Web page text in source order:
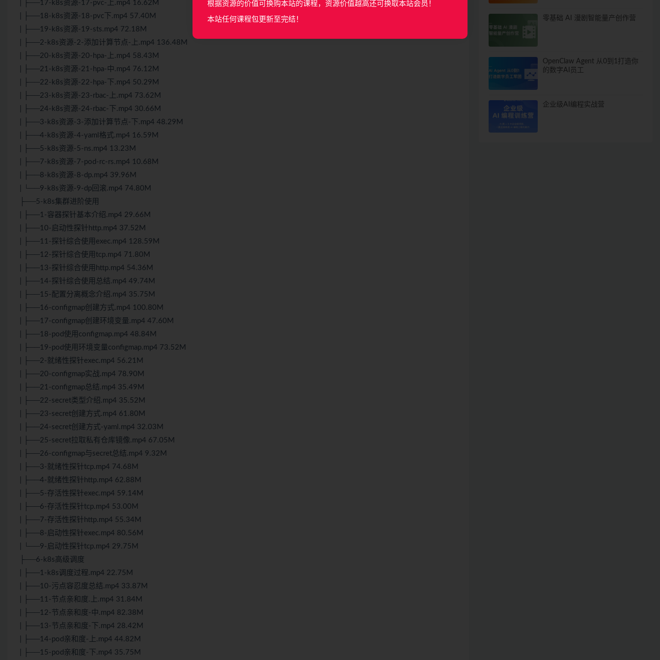
| ├──17-k8s资源-17-pvc-上.mp4 16.62M
| ├──18-k8s资源-18-pvc下.mp4 57.40M
| ├──19-k8s资源-19-sts.mp4 72.18M
| ├──2-k8s资源-2-添加计算节点-上.mp4 136.48M
| ├──20-k8s资源-20-hpa-上.mp4 58.43M
| ├──21-k8s资源-21-hpa-中.mp4 76.12M
| ├──22-k8s资源-22-hpa-下.mp4 50.29M
| ├──23-k8s资源-23-rbac-上.mp4 73.62M
| ├──24-k8s资源-24-rbac-下.mp4 30.66M
| ├──3-k8s资源-3-添加计算节点-下.mp4 48.29M
| ├──4-k8s资源-4-yaml格式.mp4 16.59M
| ├──5-k8s资源-5-ns.mp4 13.23M
| ├──7-k8s资源-7-pod-rc-rs.mp4 10.68M
| ├──8-k8s资源-8-dp.mp4 39.96M
| └──9-k8s资源-9-dp回滚.mp4 74.80M
├──5-k8s集群进阶使用
| ├──1-容器探针基本介绍.mp4 29.66M
| ├──10-启动性探针http.mp4 37.52M
| ├──11-探针综合使用exec.mp4 128.59M
| ├──12-探针综合使用tcp.mp4 71.80M
| ├──13-探针综合使用http.mp4 54.36M
| ├──14-探针综合使用总结.mp4 49.74M
| ├──15-配置分离概念介绍.mp4 35.75M
| ├──16-configmap创建方式.mp4 100.80M
| ├──17-configmap创建环境变量.mp4 47.60M
| ├──18-pod使用configmap.mp4 48.84M
| ├──19-pod使用环境变量configmap.mp4 73.52M
| ├──2-就绪性探针exec.mp4 56.21M
| ├──20-configmap实战.mp4 78.90M
| ├──21-configmap总结.mp4 35.49M
| ├──22-secret类型介绍.mp4 35.52M
| ├──23-secret创建方式.mp4 61.80M
| ├──24-secret创建方式-yaml.mp4 32.03M
| ├──25-secret拉取私有仓库镜像.mp4 67.05M
| ├──26-configmap与secret总结.mp4 9.32M
| ├──3-就绪性探针tcp.mp4 74.68M
| ├──4-就绪性探针http.mp4 62.88M
| ├──5-存活性探针exec.mp4 59.14M
| ├──6-存活性探针tcp.mp4 53.00M
| ├──7-存活性探针http.mp4 55.34M
| ├──8-启动性探针exec.mp4 80.56M
| └──9-启动性探针tcp.mp4 29.75M
├──6-k8s高级调度
| ├──1-k8s调度过程.mp4 22.75M
| ├──10-污点容忍度总结.mp4 33.87M
| ├──11-节点亲和度.上.mp4 31.84M
| ├──12-节点亲和度-中.mp4 82.38M
| ├──13-节点亲和度-下.mp4 28.42M
| ├──14-pod亲和度-上.mp4 44.82M
| ├──15-pod亲和度-下.mp4 35.75M
零基础 AI 漫剧智能量产创作营
OpenClaw Agent 从0到1打造你
的数字AI员工
企业级AI编程实战营
根据资源的价值可换购本站的课程，资源价值越高还可换取本站会员！
本站任何课程包更新至完结！